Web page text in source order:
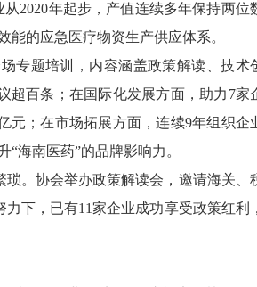
2020年起步，产值连续多年保持两位
能的应急医疗物资生产供应体系。
专题培训，内容涵盖政策解读、技术
超百条；在国际化发展方面，助力7家
元；在市场拓展方面，连续9年组织企
海南医药”的品牌影响力。
。协会举办政策解读会，邀请海关、
下，已有11家企业成功享受政策红利，